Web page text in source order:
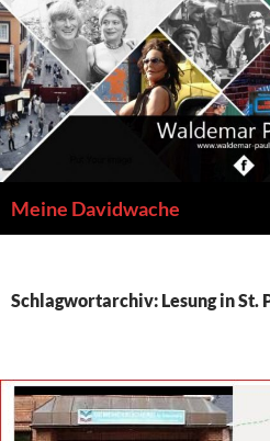
Zum
Inhalt
springen
Meine Davidwache
Schlagwortarchiv: Lesung in St.